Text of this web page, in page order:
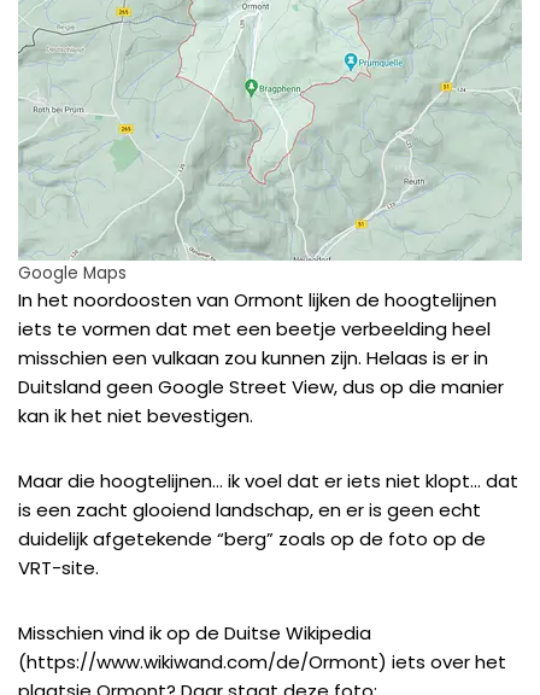
Google Maps
In het noordoosten van Ormont lijken de hoogtelijnen
iets te vormen dat met een beetje verbeelding heel
misschien een vulkaan zou kunnen zijn. Helaas is er in
Duitsland geen Google Street View, dus op die manier
kan ik het niet bevestigen.
Maar die hoogtelijnen… ik voel dat er iets niet klopt… dat
is een zacht glooiend landschap, en er is geen echt
duidelijk afgetekende “berg” zoals op de foto op de
VRT-site.
Misschien vind ik op de Duitse Wikipedia
(https://www.wikiwand.com/de/Ormont) iets over het